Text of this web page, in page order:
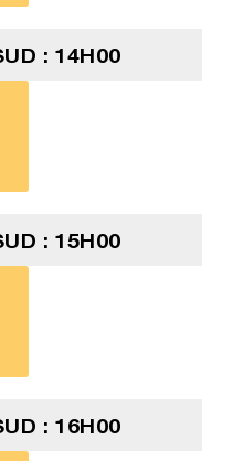
: 14H00
: 15H00
: 16H00